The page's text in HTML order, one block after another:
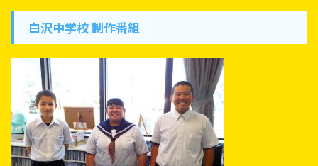
白沢中学校 制作番組